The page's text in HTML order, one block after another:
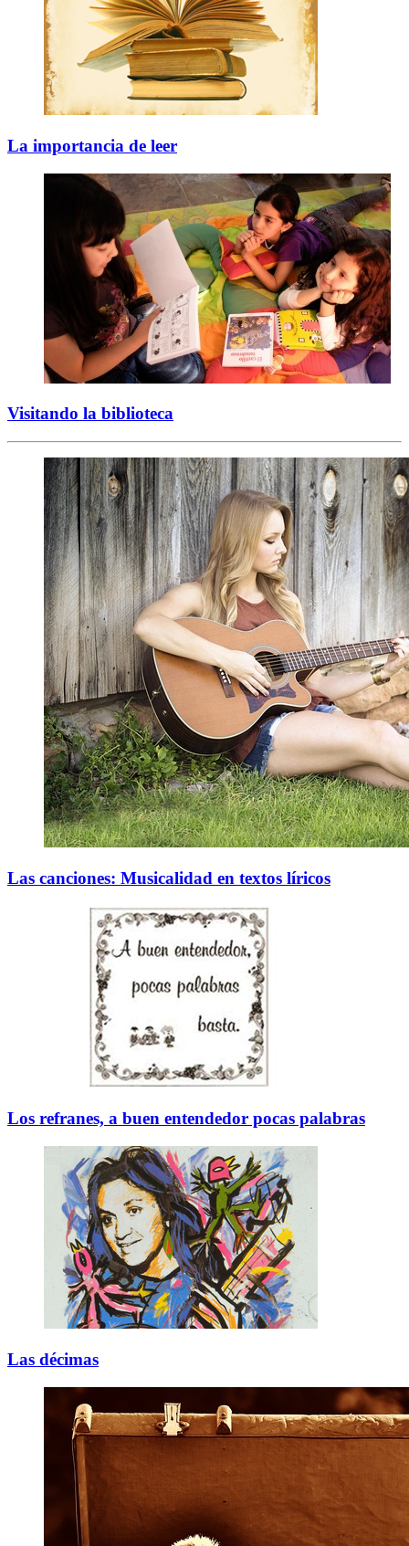
La importancia de leer
Visitando la biblioteca
Las canciones: Musicalidad en textos líricos
Los refranes, a buen entendedor pocas palabras
Las décimas